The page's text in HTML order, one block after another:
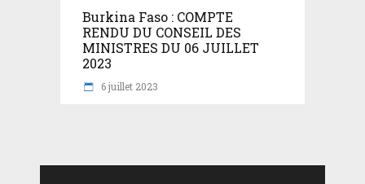
Burkina Faso : COMPTE
RENDU DU CONSEIL DES
MINISTRES DU 06 JUILLET
2023
6 juillet 2023